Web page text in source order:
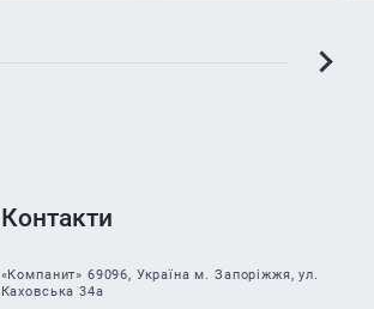
Контакти
«Компанит» 69096, Україна м. Запоріжжя, ул.
Каховська 34а